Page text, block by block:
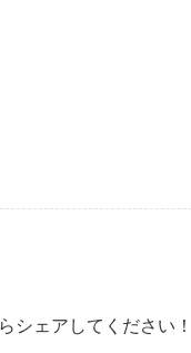
シェアしてください！